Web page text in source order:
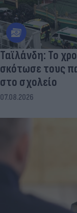
Ταϊλάνδη: Το
σκότωσε τους
στο σχολείο
07.08.2026